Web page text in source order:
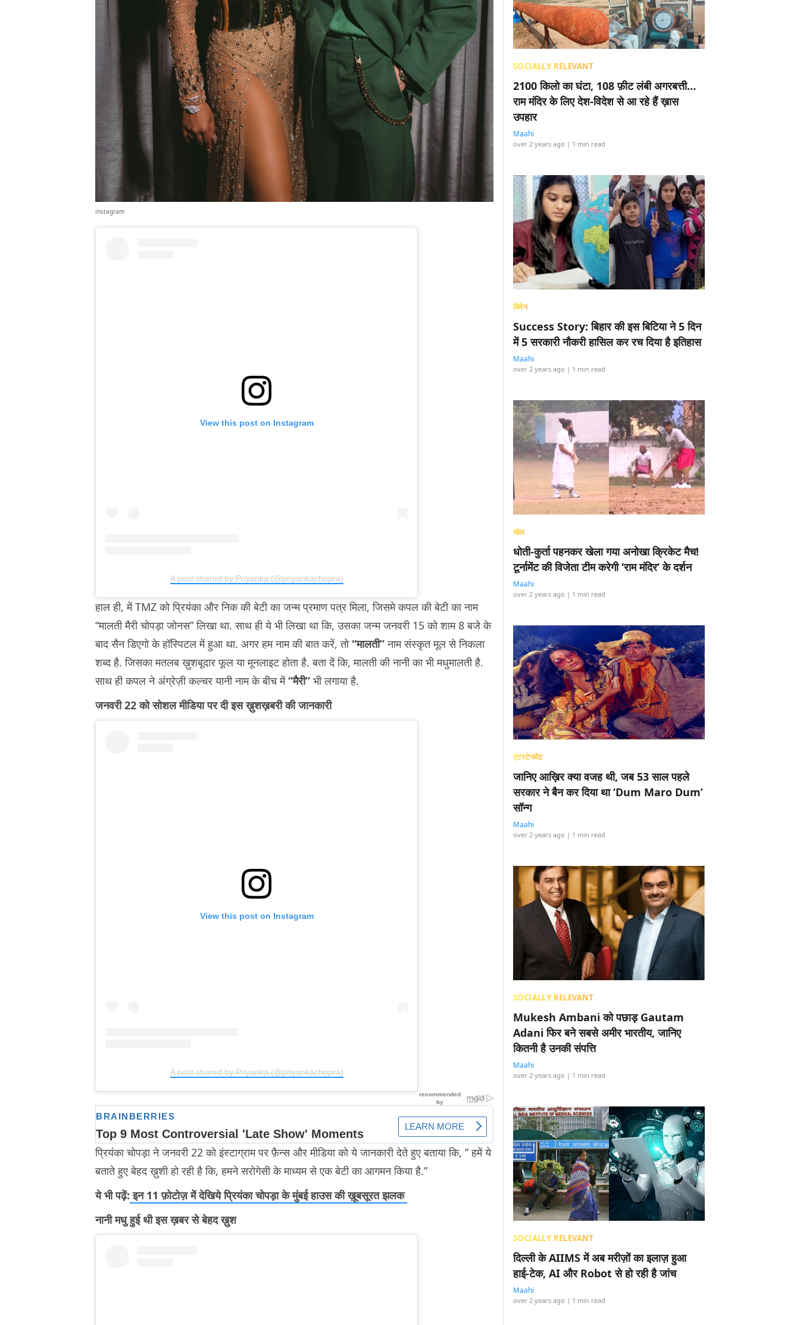
instagram
View this post on Instagram
A post shared by Priyanka (@priyankachopra)
हाल ही, में TMZ को प्रियंका और निक की बेटी का जन्म प्रमाण पत्र मिला, जिसमे कपल की बेटी का नाम
“मालती मैरी चोपड़ा जोनस” लिखा था. साथ ही ये भी लिखा था कि, उसका जन्म जनवरी 15 को शाम 8 बजे के
बाद सैन डिएगो के हॉस्पिटल में हुआ था. अगर हम नाम की बात करें, तो“मालती”नाम संस्कृत मूल से निकला
शब्द है. जिसका मतलब ख़ुशबूदार फूल या मूनलाइट होता है. बता दें कि, मालती की नानी का भी मधुमालती है.
साथ ही कपल ने अंग्रेज़ी कल्चर यानी नाम के बीच में“मैरी” भी लगाया है.
जनवरी 22 को सोशल मीडिया पर दी इस ख़ुशख़बरी की जानकारी
View this post on Instagram
A post shared by Priyanka (@priyankachopra)
प्रियंका चोपड़ा ने जनवरी 22 को इंस्टाग्राम पर फ़ैन्स और मीडिया को ये जानकारी देते हुए बताया कि, ” हमें ये
बताते हुए बेहद ख़ुशी हो रही है कि, हमने सरोगेसी के माध्यम से एक बेटी का आगमन किया है.”
ये भी पढ़ें: इन 11 फ़ोटोज़ में देखिये प्रियंका चोपड़ा के मुंबई हाउस की ख़ूबसूरत झलक
नानी मधु हुई थी इस ख़बर से बेहद ख़ुश
SOCIALLY RELEVANT
2100 किलो का घंटा, 108 फ़ीट लंबी अगरबत्ती…
राम मंदिर के लिए देश-विदेश से आ रहे हैं ख़ास
उपहार
Maahi
over 2 years ago | 1 min read
विमेन
Success Story: बिहार की इस बिटिया ने 5 दिन
में 5 सरकारी नौकरी हासिल कर रच दिया है इतिहास
Maahi
over 2 years ago | 1 min read
खेल
धोती-कुर्ता पहनकर खेला गया अनोखा क्रिकेट मैच!
टूर्नामेंट की विजेता टीम करेगी ‘राम मंदिर’ के दर्शन
Maahi
over 2 years ago | 1 min read
एंटरटेनमेंट
जानिए आख़िर क्या वजह थी, जब 53 साल पहले
सरकार ने बैन कर दिया था ‘Dum Maro Dum’
सॉन्ग
Maahi
over 2 years ago | 1 min read
SOCIALLY RELEVANT
Mukesh Ambani को पछाड़ Gautam
Adani फिर बने सबसे अमीर भारतीय, जानिए
कितनी है उनकी संपत्ति
Maahi
over 2 years ago | 1 min read
SOCIALLY RELEVANT
दिल्ली के AIIMS में अब मरीज़ों का इलाज़ हुआ
हाई-टेक, AI और Robot से हो रही है जांच
Maahi
over 2 years ago | 1 min read